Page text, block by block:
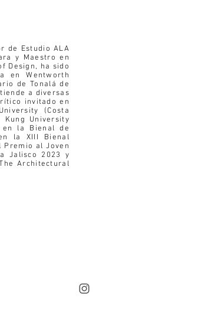
de Estudio ALA
y Maestro en
Design, ha sido
en Wentworth
de Tonalá de
a diversas
invitado en
(Costa
Kung University
en la Bienal de
la XIII Bienal
Premio al Joven
Jalisco 2023 y
Architectural